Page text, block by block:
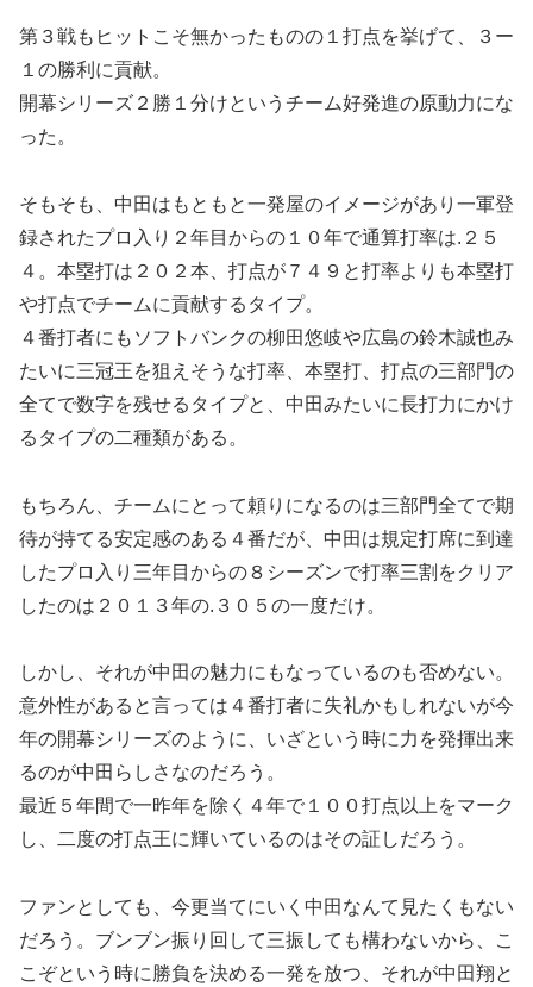
第３戦もヒットこそ無かったものの１打点を挙げて、３ー
１の勝利に貢献。
開幕シリーズ２勝１分けというチーム好発進の原動力にな
った。
そもそも、中田はもともと一発屋のイメージがあり一軍登
録されたプロ入り２年目からの１０年で通算打率は.２５
４。本塁打は２０２本、打点が７４９と打率よりも本塁打
や打点でチームに貢献するタイプ。
４番打者にもソフトバンクの柳田悠岐や広島の鈴木誠也み
たいに三冠王を狙えそうな打率、本塁打、打点の三部門の
全てで数字を残せるタイプと、中田みたいに長打力にかけ
るタイプの二種類がある。
もちろん、チームにとって頼りになるのは三部門全てで期
待が持てる安定感のある４番だが、中田は規定打席に到達
したプロ入り三年目からの８シーズンで打率三割をクリア
したのは２０１３年の.３０５の一度だけ。
しかし、それが中田の魅力にもなっているのも否めない。
意外性があると言っては４番打者に失礼かもしれないが今
年の開幕シリーズのように、いざという時に力を発揮出来
るのが中田らしさなのだろう。
最近５年間で一昨年を除く４年で１００打点以上をマーク
し、二度の打点王に輝いているのはその証しだろう。
ファンとしても、今更当てにいく中田なんて見たくもない
だろう。ブンブン振り回して三振しても構わないから、こ
こぞという時に勝負を決める一発を放つ、それが中田翔と